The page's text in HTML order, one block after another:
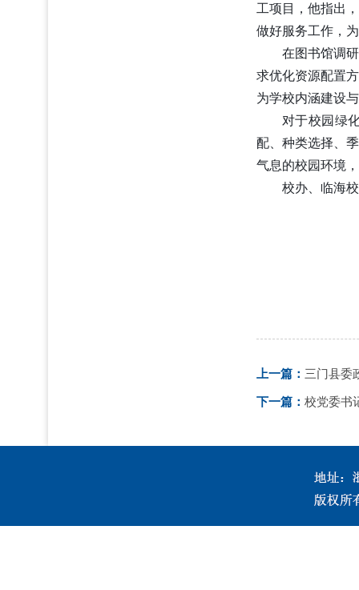
工项目，他指出
做好服务工作，
在图书馆调
求优化资源配置
为学校内涵建设
对于校园绿
配、种类选择、
气息的校园环境
校办、临海
上一篇： 三门县委
下一篇： 校党委书